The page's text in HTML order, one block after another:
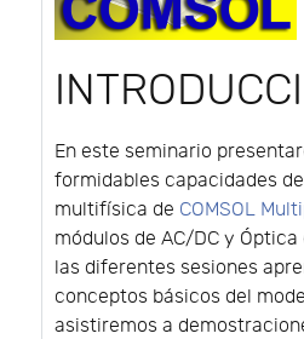
En este seminario
formidables capacidades
multifísica de COMSOL
módulos de AC/DC y
las diferentes sesiones
conceptos básicos del
asistiremos a